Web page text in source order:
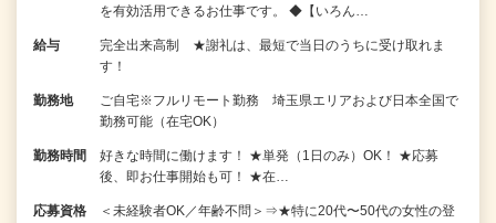
を有効活用できるお仕事です。 ◆【いろん…
給与
完全出来高制 ★謝礼は、最短で当日のうちに受け取れま
す！
勤務地
ご自宅※フルリモート勤務 埼玉県エリアおよび日本全国で
勤務可能（在宅OK）
勤務時間
好きな時間に働けます！ ★単発（1日のみ）OK！ ★応募
後、即お仕事開始も可！ ★在…
応募資格
＜未経験者OK／年齢不問＞⇒★特に20代〜50代の女性の登